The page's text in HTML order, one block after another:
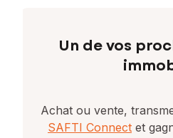
Un de vos
Achat ou vente,
SAFTI Connect et